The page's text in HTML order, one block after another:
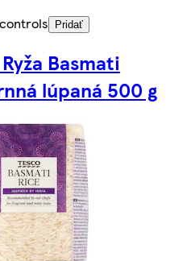
Pridať
Basmati
lúpaná 500 g